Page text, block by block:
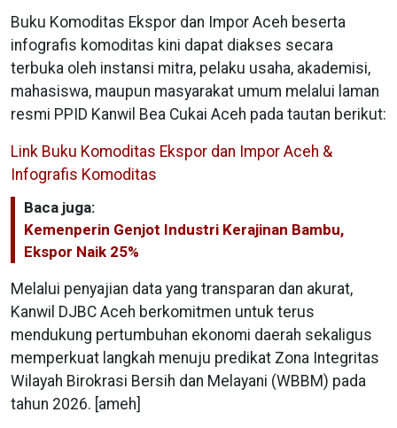
Buku Komoditas Ekspor dan Impor Aceh beserta
infografis komoditas kini dapat diakses secara
terbuka oleh instansi mitra, pelaku usaha, akademisi,
mahasiswa, maupun masyarakat umum melalui laman
resmi PPID Kanwil Bea Cukai Aceh pada tautan berikut:
Link Buku Komoditas Ekspor dan Impor Aceh &
Infografis Komoditas
Baca juga:
Kemenperin Genjot Industri Kerajinan Bambu,
Ekspor Naik 25%
Melalui penyajian data yang transparan dan akurat,
Kanwil DJBC Aceh berkomitmen untuk terus
mendukung pertumbuhan ekonomi daerah sekaligus
memperkuat langkah menuju predikat Zona Integritas
Wilayah Birokrasi Bersih dan Melayani (WBBM) pada
tahun 2026. [ameh]